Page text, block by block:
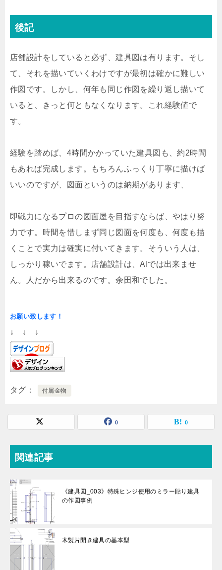
後記
店舗設計をしていると必ず、建具図は有ります。そし
て、それを描いていくわけですが最初は確かに難しい
作図です。しかし、何年も同じ作図を繰り返し描いて
いると、きっと何ともなくなります。これ経験値で
す。
経験を踏めば、4時間かかっていた建具図も、約2時間
もあれば完成します。もちろんふっくり丁寧に描けば
いいのですが、図面というのは納期があります、
即戦力になるプロの図面屋を目指すならば、やはり努
力です。時間を惜しまず同じ図面を何度も、何度も描
くことで実力は確実に付いてきます。そういう人は、
しっかり稼いでます。店舗設計は、AIでは出来ませ
ん。人だから出来るのです。余田和でした。
お願い致します！
↓ ↓ ↓
タグ 付属金物
0 0
関連記事
《建具図_003》特殊ヒンジ使用のミラー貼り建具
の作図事例
木製片開き建具の基本型